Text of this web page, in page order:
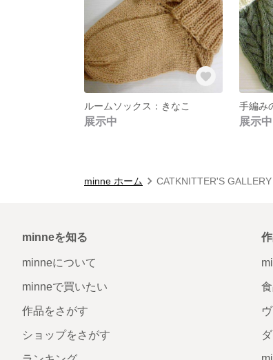
ルームソックス：きなこ
展示中 展示中
minne ホーム CATKNITTER'S
minneを知る
minneについて
minneで買いたい
作品をさがす
ショップをさがす